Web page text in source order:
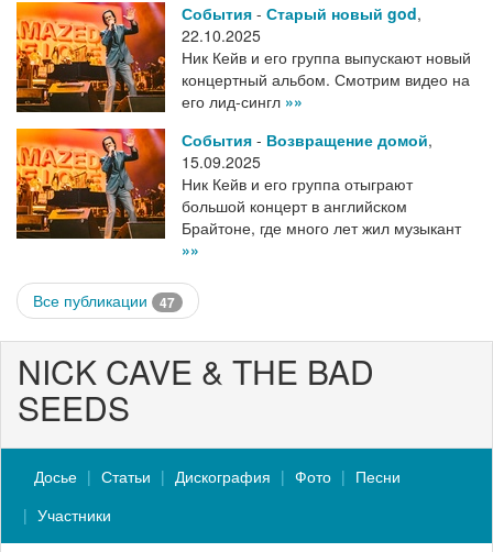
События - Старый новый god,
22.10.2025
Ник Кейв и его группа выпускают новый
концертный альбом. Смотрим видео на
его лид-сингл »»
События - Возвращение домой,
15.09.2025
Ник Кейв и его группа отыграют
большой концерт в английском
Брайтоне, где много лет жил музыкант
»»
Все публикации 47
NICK CAVE & THE BAD
SEEDS
Досье Статьи Дискография Фото
Песни
Участники